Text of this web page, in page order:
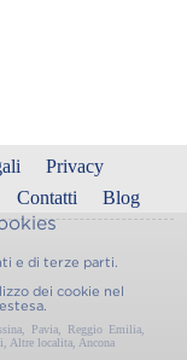
Privacy
Contatti Blog
Pavia Reggio Emilia
Altre localita Ancona
e di terze parti.
dei cookie nel